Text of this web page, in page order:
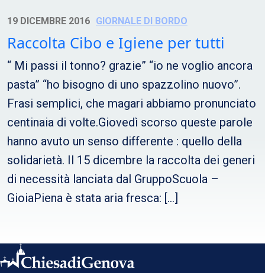
19 DICEMBRE 2016 GIORNALE DI BORDO
Raccolta Cibo e Igiene per tutti
“ Mi passi il tonno? grazie” “io ne voglio ancora
pasta” “ho bisogno di uno spazzolino nuovo”.
Frasi semplici, che magari abbiamo pronunciato
centinaia di volte.Giovedì scorso queste parole
hanno avuto un senso differente : quello della
solidarietà. Il 15 dicembre la raccolta dei generi
di necessità lanciata dal GruppoScuola –
GioiaPiena è stata aria fresca: […]